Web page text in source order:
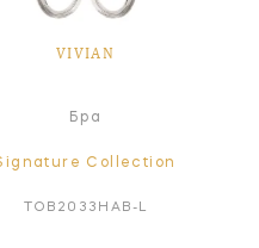
VIVIAN
Бра
Collection
TOB2033HAB-L